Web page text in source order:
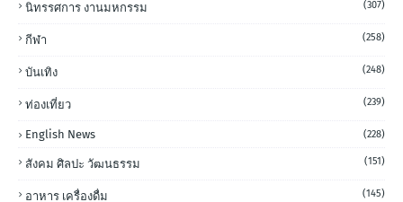
นิทรรศการ งานมหกรรม (307)
กีฬา (258)
บันเทิง (248)
ท่องเที่ยว (239)
English News (228)
สังคม ศิลปะ วัฒนธรรม (151)
อาหาร เครื่องดื่ม (145)